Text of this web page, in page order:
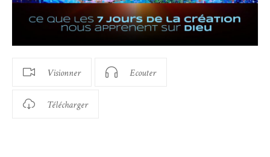
Visionner Ecouter
Télécharger